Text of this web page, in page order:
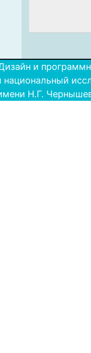
и
национальный
Н.Г.